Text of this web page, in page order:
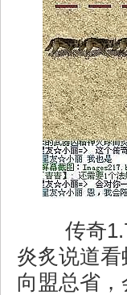
传奇
炎炙说道
向盟总省